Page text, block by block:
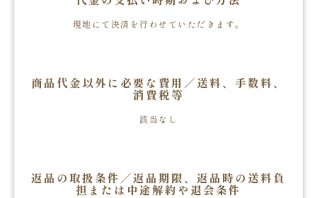
現地にて決済を行わせていただきます。
商品代金以外に必要な費用／送料、手数料、
消費税等
該当なし
返品の取扱条件／返品期限、返品時の送料負
担または中途解約や退会条件